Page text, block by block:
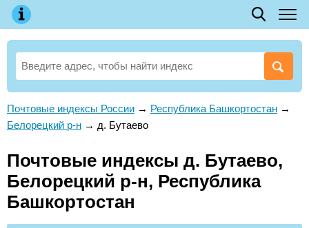
Почтовые индексы России → Республика Башкортостан →
Белорецкий р-н → д. Бутаево
Почтовые индексы д. Бутаево,
Белорецкий р-н, Республика
Башкортостан